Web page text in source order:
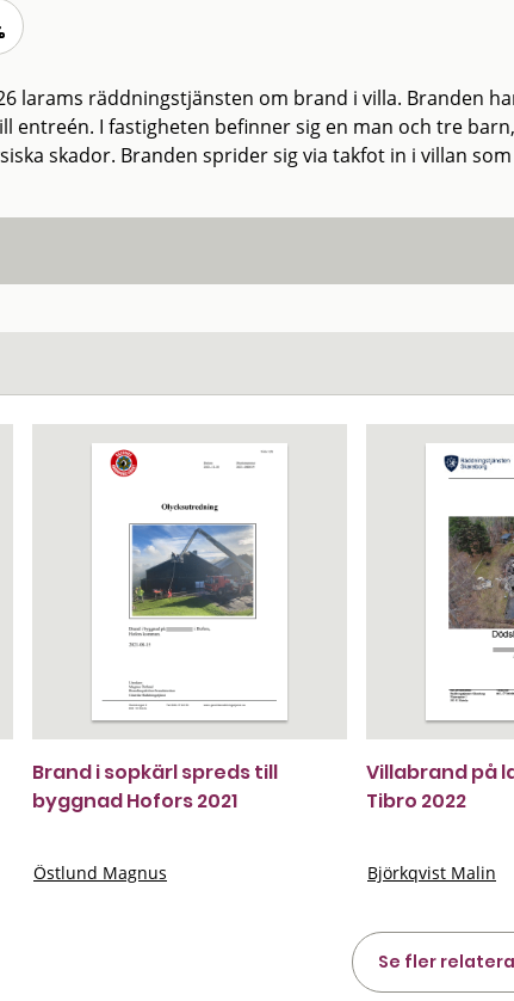
larams räddningstjänsten om brand i villa. Branden
entreén. I fastigheten befinner sig en man och tre
skador. Branden sprider sig via takfot in i villan
Brand i sopkärl spreds till
byggnad Hofors 2021
Östlund Magnus
Villabrand på
Tibro 2022
Björkqvist Malin
Se fler